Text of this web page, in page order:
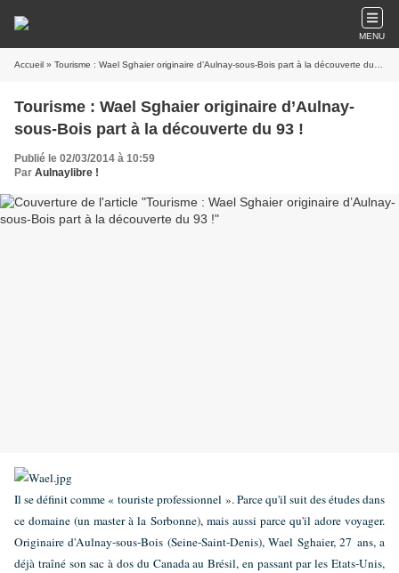
MENU
Accueil » Tourisme : Wael Sghaier originaire d’Aulnay-sous-Bois part à la découverte du 93 !
Tourisme : Wael Sghaier originaire d’Aulnay-
sous-Bois part à la découverte du 93 !
Publié le 02/03/2014 à 10:59
Par Aulnaylibre !
Il se définit comme « touriste professionnel ». Parce qu'il suit des études dans
ce domaine (un master à la Sorbonne), mais aussi parce qu'il adore voyager.
Originaire d'Aulnay-sous-Bois (Seine-Saint-Denis), Wael Sghaier, 27 ans, a
déjà traîné son sac à dos du Canada au Brésil, en passant par les Etats-Unis,